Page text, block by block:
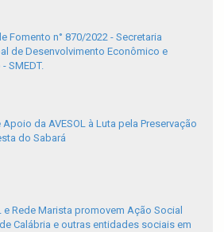
Fomento n° 870/2022 - Secretaria
de Desenvolvimento Econômico e
SMEDT.
da AVESOL à Luta pela Preservação
do Sabará
e Rede Marista promovem Ação Social
Calábria e outras entidades sociais em